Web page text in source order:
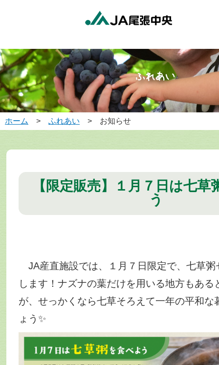
ホーム > ふれあい > お知らせ
【限定販売】１月７日は七草
う
JA産直施設では、１月７日限定で、七草粥
します！ナズナの葉だけを用いる地方もある
が、せっかくなら七草そろえて一年の平和な
ょう✨